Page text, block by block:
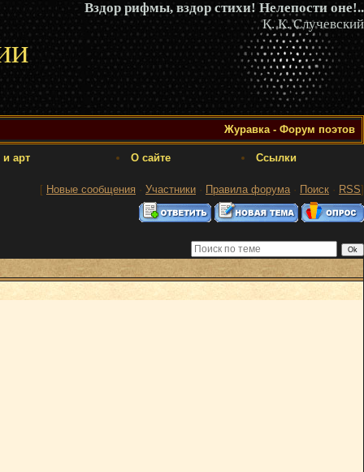
Вздор рифмы, вздор стихи! Нелепости оне!..
К. К. Случевский
Журавка - Форум поэтов
арт О сайте Ссылки
[ Новые сообщения · Участники · Правила форума· Поиск · RSS]